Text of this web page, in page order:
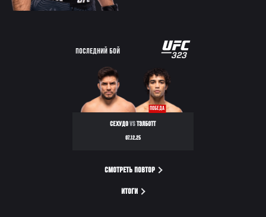
ПОСЛЕДНИЙ БОЙ
ПОБЕДА
СЕХУДОVSТЭЛБОТТ
07.12.25
СМОТРЕТЬ ПОВТОР
ИТОГИ